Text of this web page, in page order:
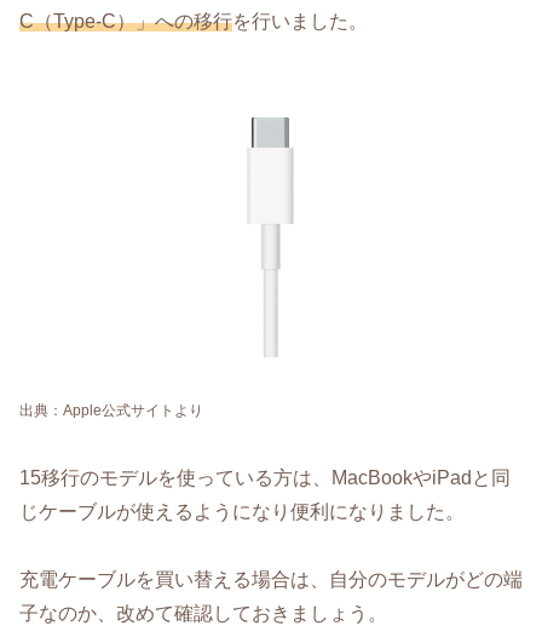
C（Type-C）」への移行を行いました。
出典：Apple公式サイトより
15移行のモデルを使っている方は、MacBookやiPadと同
じケーブルが使えるようになり便利になりました。
充電ケーブルを買い替える場合は、自分のモデルがどの端
子なのか、改めて確認しておきましょう。